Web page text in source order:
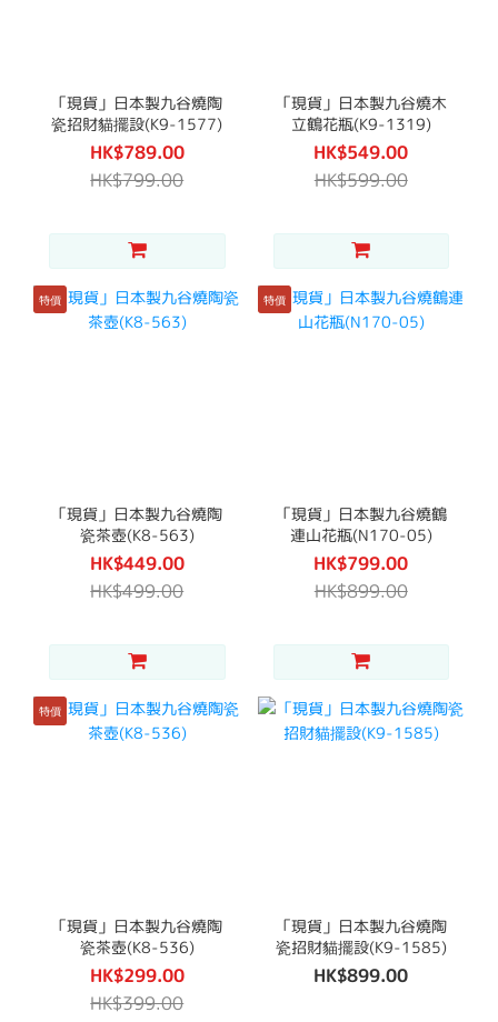
「現貨」日本製九谷燒陶
瓷招財貓擺設(K9-1577)
HK$789.00
HK$799.00
「現貨」日本製九谷燒木
立鶴花瓶(K9-1319)
HK$549.00
HK$599.00
特價
「現貨」日本製九谷燒陶
瓷茶壺(K8-563)
HK$449.00
HK$499.00
特價
「現貨」日本製九谷燒鶴
連山花瓶(N170-05)
HK$799.00
HK$899.00
特價
「現貨」日本製九谷燒陶
瓷茶壺(K8-536)
HK$299.00
HK$399.00
「現貨」日本製九谷燒陶
瓷招財貓擺設(K9-1585)
HK$899.00